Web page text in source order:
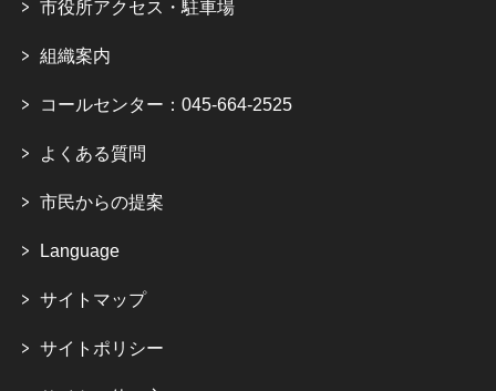
市役所アクセス・駐車場
組織案内
コールセンター：045-664-2525
よくある質問
市民からの提案
Language
サイトマップ
サイトポリシー